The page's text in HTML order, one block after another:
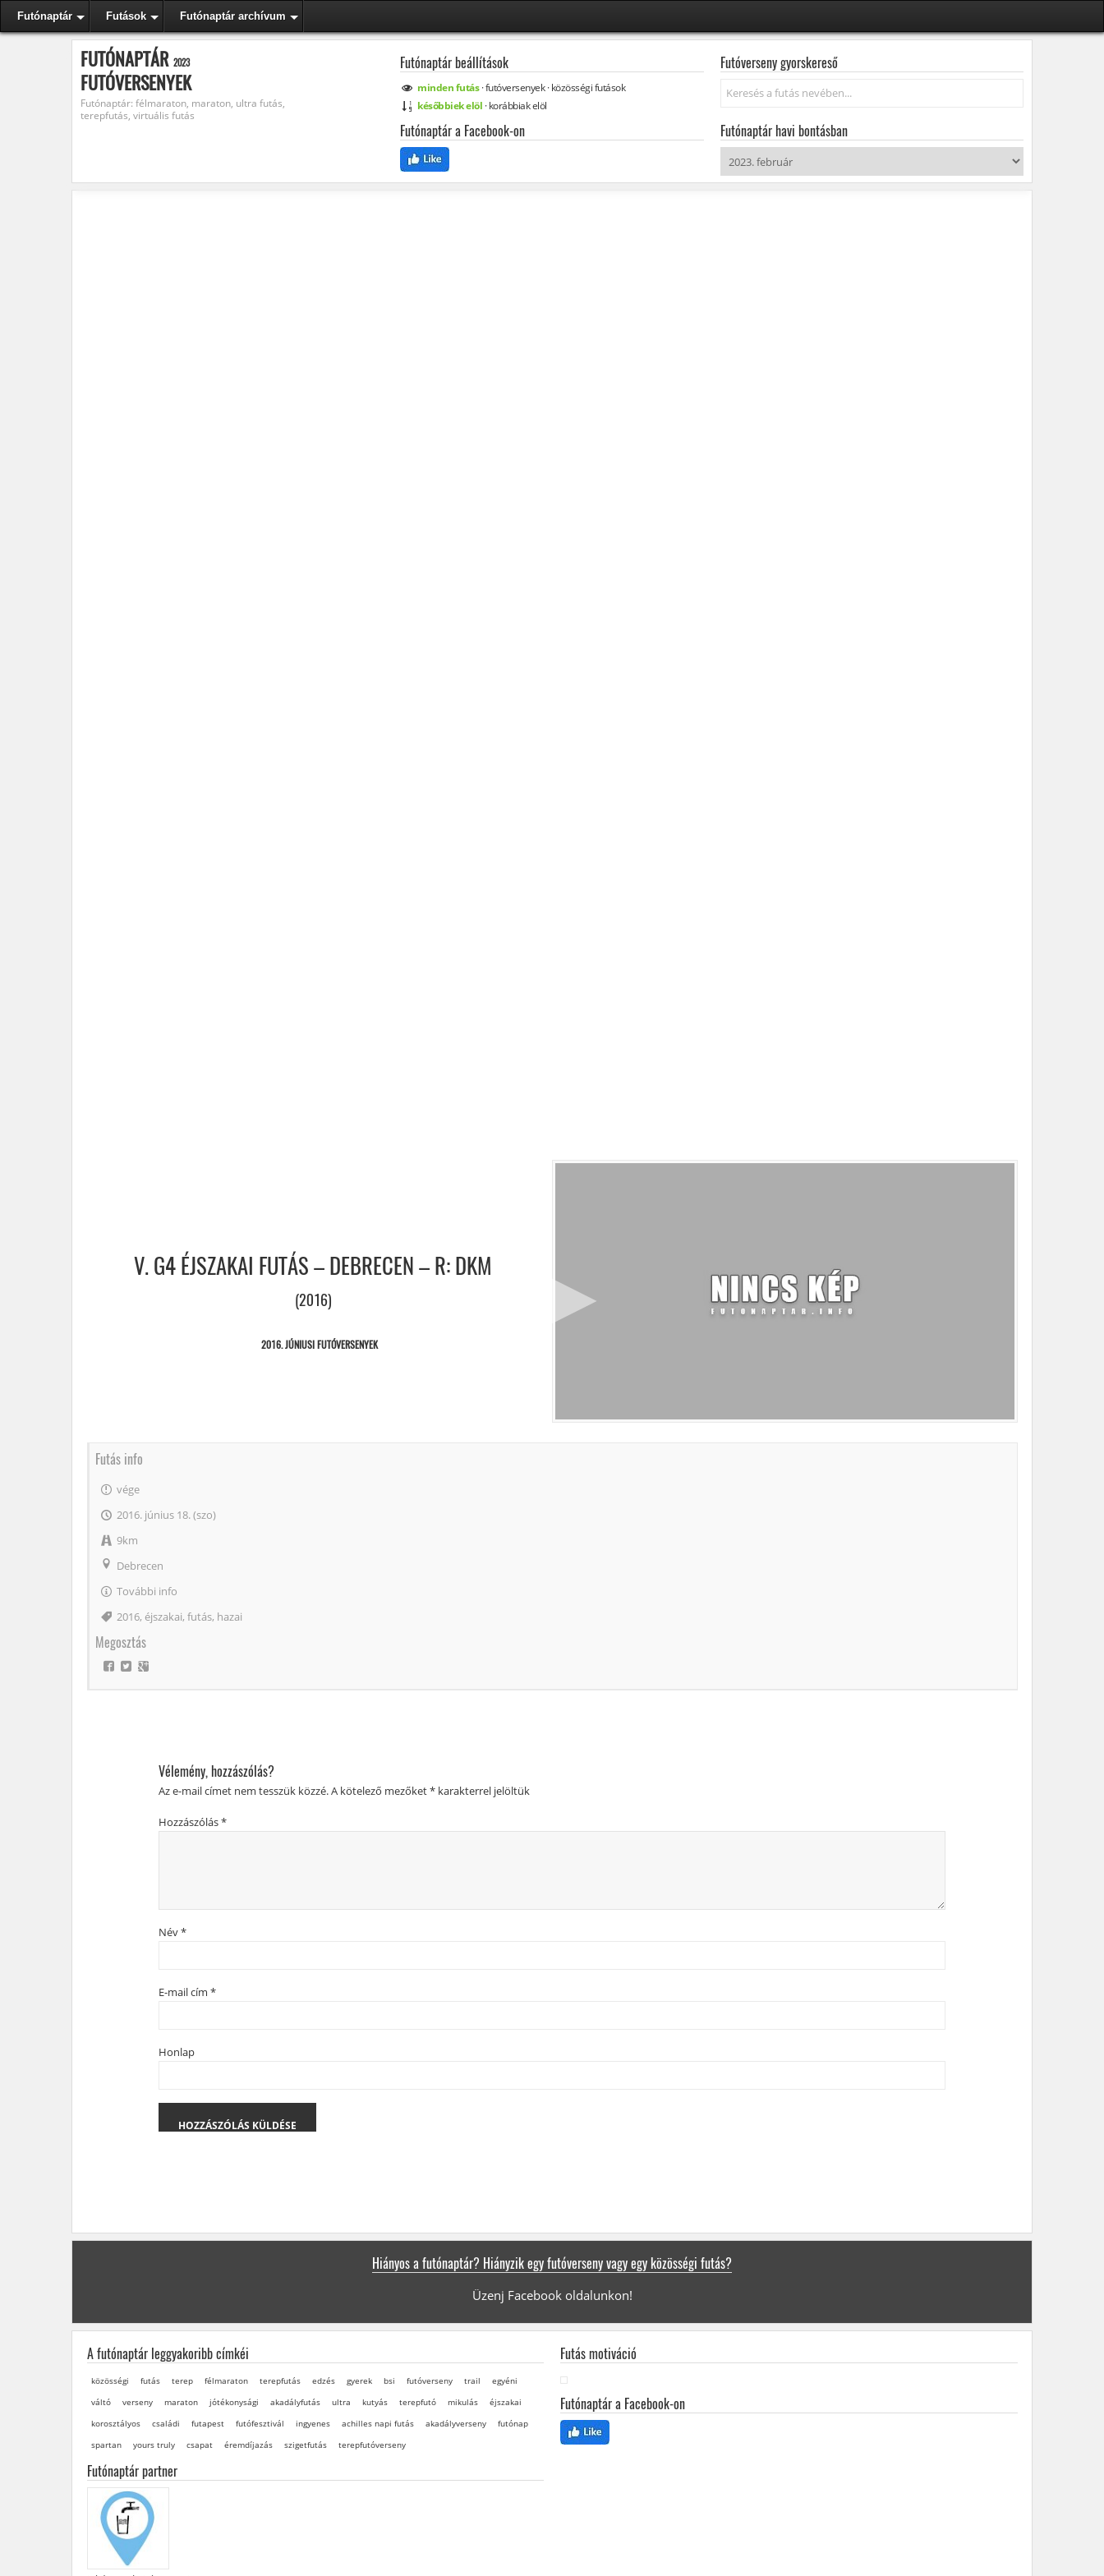
Futónaptár Futások Futónaptár archívum
FUTÓNAPTÁR 2023
FUTÓVERSENYEK
Futónaptár: félmaraton, maraton, ultra futás,
terepfutás, virtuális futás
Futónaptár beállítások
mindenfutás·futóversenyek·közösségifutások
későbbiek elöl ·korábbiak elöl
Futónaptár a Facebook-on
Futóverseny gyorskereső
Keresés...
Futónaptár havi bontásban
V. G4 ÉJSZAKAI FUTÁS – DEBRECEN – R: DKM
(2016)
2016. JÚNIUSI FUTÓVERSENYEK
Futás info
vége
2016. június 18. (szo)
9km
Debrecen
További info
Címke
2016, éjszakai, futás, hazai
Megosztás
Vélemény, hozzászólás?
Az e-mail címet nem tesszük közzé.A kötelező mezőket*karakterrel jelöltük
Hozzászólás*
Név*
E-mail cím *
Honlap
Hiányos a futónaptár? Hiányzik egy futóverseny vagy egy közösségi futás?
Üzenj Facebook oldalunkon!
A futónaptár leggyakoribb címkéi
közösségi futás terep félmaraton terepfutás edzés gyerek bsi futóverseny trail
egyéni
váltó
verseny maraton jótékonysági akadályfutás ultra kutyás terepfutó mikulás
éjszakai
korosztályos
családi futapest futófesztivál ingyenes achilles napi futás akadályverseny
futónap
spartan
yours truly csapat éremdíjazás szigetfutás terepfutóverseny
Futónaptár partner
Futás motiváció
Futónaptár a Facebook-on